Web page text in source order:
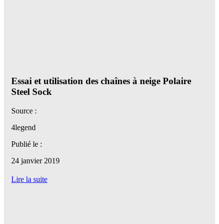
Essai et utilisation des chaînes à neige Polaire
Steel Sock
Source :
4legend
Publié le :
24 janvier 2019
Lire la suite